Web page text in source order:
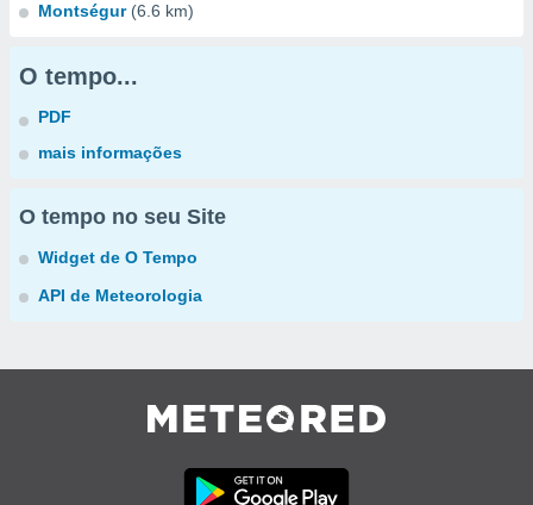
Montségur (6.6 km)
O tempo...
PDF
mais informações
O tempo no seu Site
Widget de O Tempo
API de Meteorologia